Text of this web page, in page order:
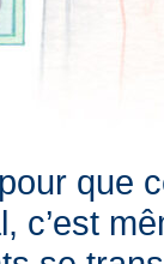
que
c’est